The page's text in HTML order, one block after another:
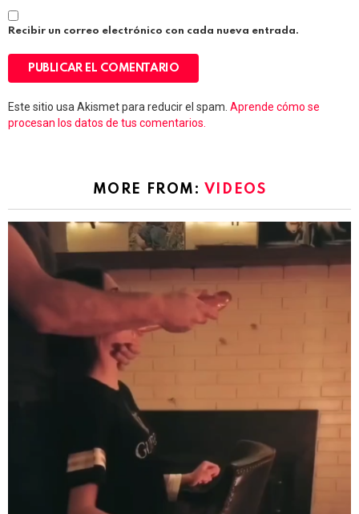
Recibir un correo electrónico con cada nueva entrada.
Este sitio usa Akismet para reducir el spam. Aprende cómo se
procesan los datos de tus comentarios.
MORE FROM: VIDEOS